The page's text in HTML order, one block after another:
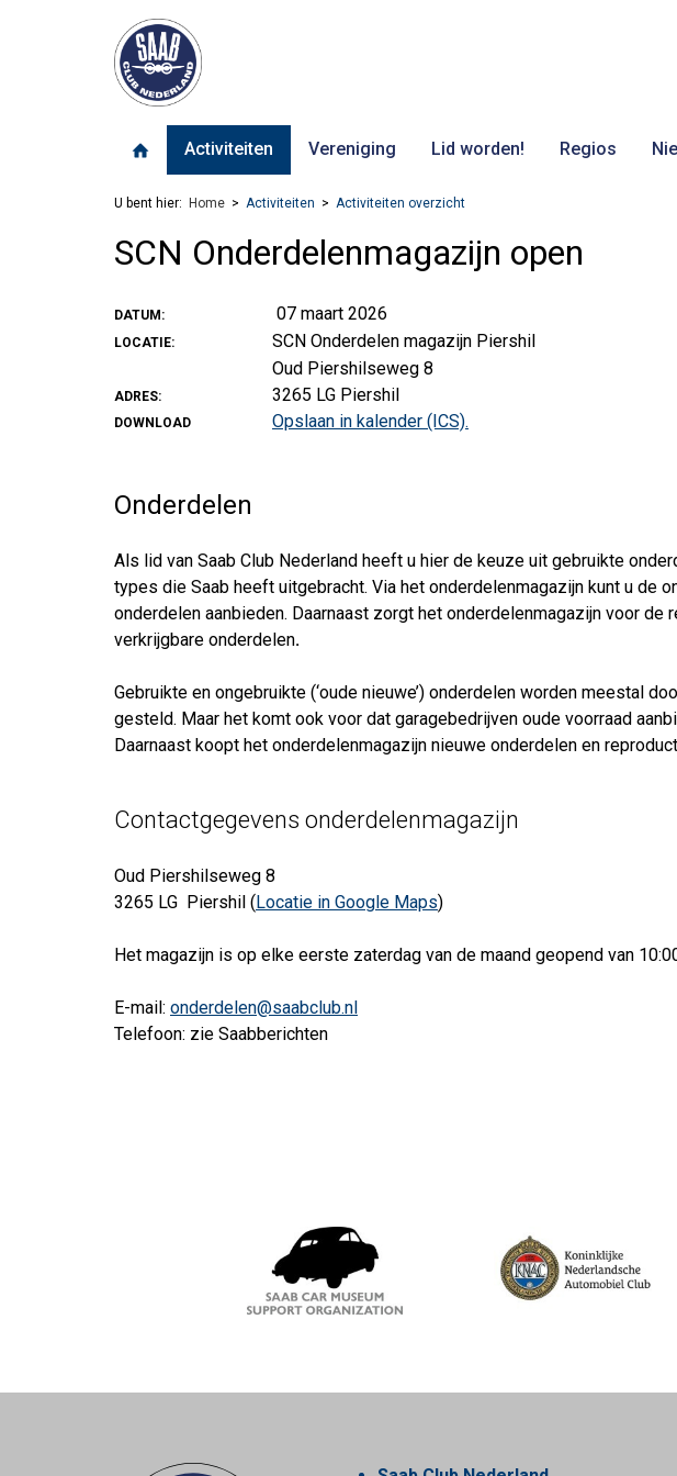
Activiteiten Vereniging Lid worden! Regios
U bent hier: Home Activiteiten Activiteiten overzicht
SCN Onderdelenmagazijn open
DATUM: 07 maart 2026
LOCATIE: SCN Onderdelen magazijn Piershil
ADRES:
Oud Piershilseweg 8
3265 LG Piershil
DOWNLOAD Opslaan in kalender (ICS).
Onderdelen
Als lid van Saab Club Nederland heeft u hier de keuze uit gebruikte
types die Saab heeft uitgebracht. Via het onderdelenmagazijn kunt u de
onderdelen aanbieden. Daarnaast zorgt het onderdelenmagazijn voor de
verkrijgbare onderdelen.
Gebruikte en ongebruikte (‘oude nieuwe’) onderdelen worden meestal
gesteld. Maar het komt ook voor dat garagebedrijven oude voorraad
Daarnaast koopt het onderdelenmagazijn nieuwe onderdelen en
Contactgegevens onderdelenmagazijn
Oud Piershilseweg 8
3265 LG Piershil ( Locatie in Google Maps)
Het magazijn is op elke eerste zaterdag van de maand geopend van
E-mail: onderdelen@saabclub.nl
Telefoon: zie Saabberichten